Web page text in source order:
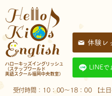
​ハローキッズイングリッシュ
（ステップワールド
英語スクール福岡中央教室）
体験レ
LINEで
受付時間：10：00〜18：00 【土日